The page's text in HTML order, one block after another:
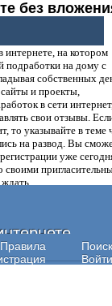
без
интернете, на котором
подработки на дому с
собственных
и проекты,
в сети
свои отзывы.
то указывайте в теме
на развод. Вы
уже
своими
ждать.
Правила
Поиск
Войти